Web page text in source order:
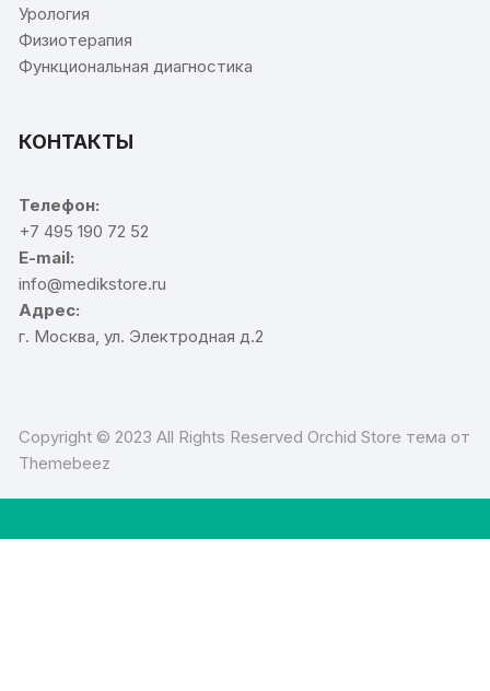
Урология
Физиотерапия
Функциональная диагностика
КОНТАКТЫ
Телефон:
+7 495 190 72 52
E-mail:
info@medikstore.ru
Адрес:
г. Москва, ул. Электродная д.2
Copyright © 2023 All Rights Reserved Orchid Store тема от
Themebeez